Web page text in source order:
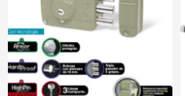
$122,000